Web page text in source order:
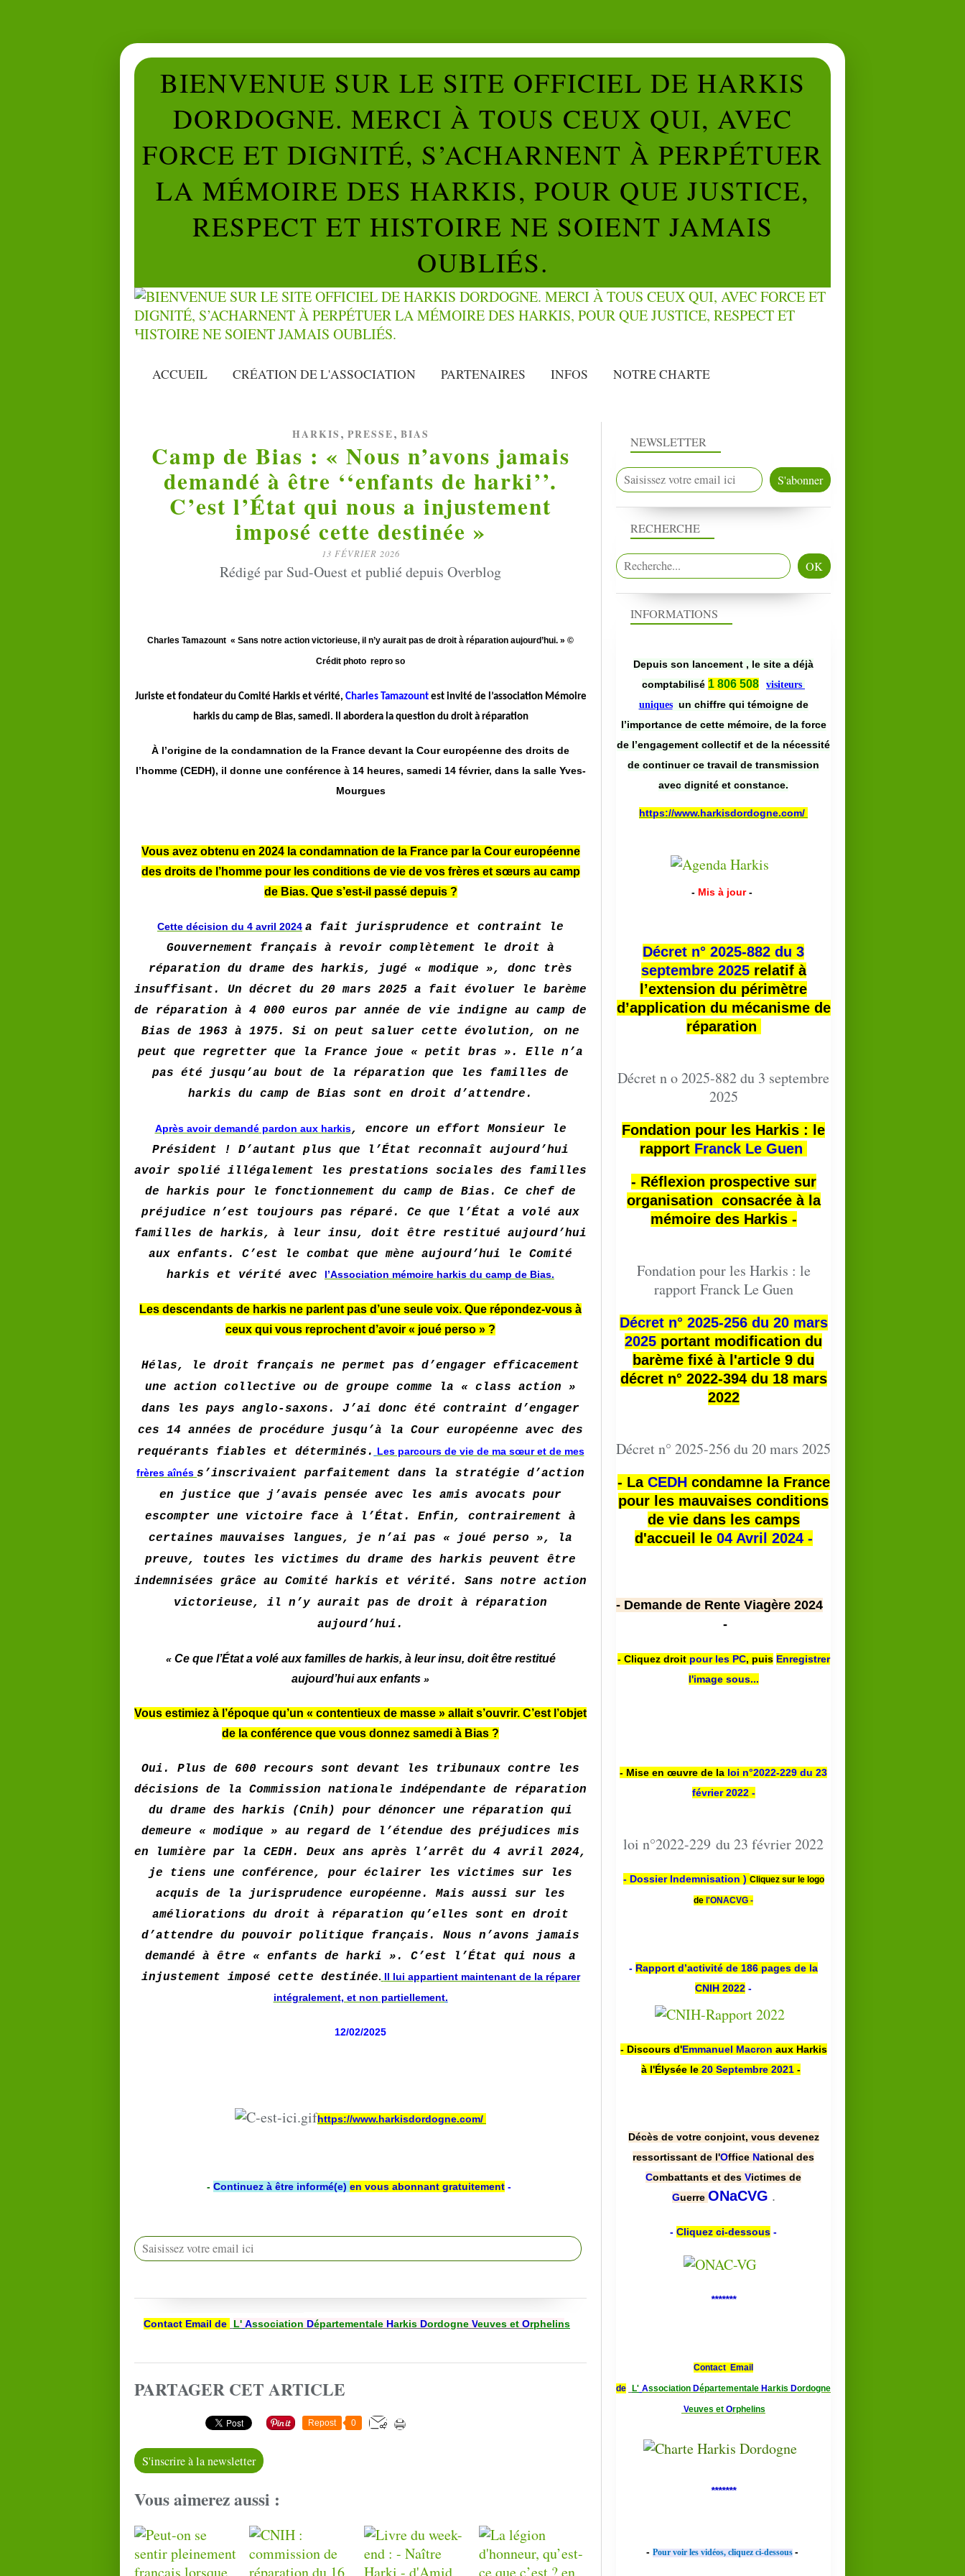
BIENVENUE SUR LE SITE OFFICIEL DE HARKIS
DORDOGNE. MERCI À TOUS CEUX QUI, AVEC
FORCE ET DIGNITÉ, S’ACHARNENT À PERPÉTUER
LA MÉMOIRE DES HARKIS, POUR QUE JUSTICE,
RESPECT ET HISTOIRE NE SOIENT JAMAIS
OUBLIÉS.
ACCUEIL CRÉATION DE L'ASSOCIATION PARTENAIRES INFOS NOTRE CHARTE
HARKIS , PRESSE, BIAS
Camp de Bias : « Nous n’avons jamais
demandé à être ‘‘enfants de harki’’.
C’est l’État qui nous a injustement
imposé cette destinée »
13 FÉVRIER 2026
Rédigé par Sud-Ouest et publié depuis Overblog
Charles Tamazount « Sans notre action victorieuse, il n’y aurait pas de droit à réparation aujourd’hui. » ©
Crédit photo repro so
Juriste et fondateur du Comité Harkis et vérité, Charles Tamazount est invité de l’association Mémoire
harkis du camp de Bias, samedi. Il abordera la question du droit à réparation
À l’origine de la condamnation de la France devant la Cour européenne des droits de
l’homme (CEDH), il donne une conférence à 14 heures, samedi 14 février, dans la salle Yves-
Mourgues
Vous avez obtenu en 2024 la condamnation de la France par la Cour européenne
des droits de l’homme pour les conditions de vie de vos frères et sœurs au camp
de Bias. Que s’est-il passé depuis ?
Cette décision du 4 avril 2024 a fait jurisprudence et contraint le
Gouvernement français à revoir complètement le droit à
réparation du drame des harkis, jugé « modique », donc très
insuffisant. Un décret du 20 mars 2025 a fait évoluer le barème
de réparation à 4 000 euros par année de vie indigne au camp de
Bias de 1963 à 1975. Si on peut saluer cette évolution, on ne
peut que regretter que la France joue « petit bras ». Elle n’a
pas été jusqu’au bout de la réparation que les familles de
harkis du camp de Bias sont en droit d’attendre.
Après avoir demandé pardon aux harkis, encore un effort Monsieur le
Président ! D’autant plus que l’État reconnaît aujourd’hui
avoir spolié illégalement les prestations sociales des familles
de harkis pour le fonctionnement du camp de Bias. Ce chef de
préjudice n’est toujours pas réparé. Ce que l’État a volé aux
familles de harkis, à leur insu, doit être restitué aujourd’hui
aux enfants. C’est le combat que mène aujourd’hui le Comité
harkis et vérité avec
l’Association mémoire harkis du camp de Bias.
Les descendants de harkis ne parlent pas d’une seule voix. Que répondez-vous à
ceux qui vous reprochent d’avoir « joué perso » ?
Hélas, le droit français ne permet pas d’engager efficacement
une action collective ou de groupe comme la « class action »
dans les pays anglo-saxons. J’ai donc été contraint d’engager
ces 14 années de procédure jusqu’à la Cour européenne avec des
requérants fiables et déterminés. Les parcours de vie de ma sœur et de mes
frères aînés s’inscrivaient parfaitement dans la stratégie d’action
en justice que j’avais pensée avec les amis avocats pour
escompter une victoire face à l’État. Enfin, contrairement à
certaines mauvaises langues, je n’ai pas « joué perso », la
preuve, toutes les victimes du drame des harkis peuvent être
indemnisées grâce au Comité harkis et vérité. Sans notre action
victorieuse, il n’y aurait pas de droit à réparation
aujourd’hui.
« Ce que l’État a volé aux familles de harkis, à leur insu, doit être restitué
aujourd’hui aux enfants »
Vous estimiez à l’époque qu’un « contentieux de masse » allait s’ouvrir. C’est l’objet
de la conférence que vous donnez samedi à Bias ?
Oui. Plus de 600 recours sont devant les tribunaux contre les
décisions de la Commission nationale indépendante de réparation
du drame des harkis (Cnih) pour dénoncer une réparation qui
demeure « modique » au regard de l’étendue des préjudices mis
en lumière par la CEDH. Deux ans après l’arrêt du 4 avril 2024,
je tiens une conférence, pour éclairer les victimes sur les
acquis de la jurisprudence européenne. Mais aussi sur les
améliorations du droit à réparation qu’elles sont en droit
d’attendre du pouvoir politique français. Nous n’avons jamais
demandé à être « enfants de harki ». C’est l’État qui nous a
injustement imposé cette destinée. Il lui appartient maintenant de la réparer
intégralement, et non partiellement.
12/02/2025
https://www.harkisdordogne.com/
- Continuez à être informé(e) en vous abonnant gratuitement -
Contact Email de L' Association Départementale Harkis Dordogne Veuves et Orphelins
PARTAGER CET ARTICLE
Repost 0
S'inscrire à la newsletter
Vous aimerez aussi :
NEWSLETTER
RECHERCHE
INFORMATIONS
Depuis son lancement , le site a déjà
comptabilisé 1 806 508
visiteurs
uniques un chiffre qui témoigne de
l’importance de cette mémoire, de la force
de l’engagement collectif et de la nécessité
de continuer ce travail de transmission
avec dignité et constance.
https://www.harkisdordogne.com/
- Mis à jour -
Décret n° 2025-882 du 3
septembre 2025relatif à
l’extension du périmètre
d’application du mécanisme de
réparation
Décret n o 2025-882 du 3 septembre
2025
Fondation pour les Harkis : le
rapport Franck Le Guen
- Réflexion prospective sur
organisation consacrée à la
mémoire des Harkis -
Fondation pour les Harkis : le
rapport Franck Le Guen
Décret n° 2025-256 du 20 mars
2025 portant modification du
barème fixé à l'article 9 du
décret n° 2022-394 du 18 mars
2022
Décret n° 2025-256 du 20 mars 2025
- La CEDHcondamne la France
pour les mauvaises conditions
de vie dans les camps
d'accueil le 04 Avril 2024 -
- Demande de Rente Viagère 2024
-
- Cliquez droit pour les PC, puis Enregistrer
l'image sous...
- Mise en œuvre de la loi n°2022-229 du 23
février 2022 -
loi n°2022-229 du 23 février 2022
- Dossier Indemnisation ) Cliquez sur le logo
de l'ONACVG -
- Rapport d’activité de 186 pages de la
CNIH 2022 -
- Discours d'Emmanuel Macron aux Harkis
à l'Élysée le 20 Septembre 2021 -
Décès de votre conjoint, vous devenez
ressortissant de l'Office National des
Combattants et des Victimes de
Guerre ONaCVG .
- Cliquez ci-dessous -
*******
Contact Email
de L' Association Départementale Harkis Dordogne
Veuves et Orphelins
*******
- Pour voir les vidéos, cliquez ci-dessous -